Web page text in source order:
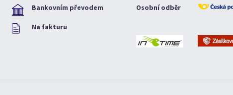
Bankovním převodem
Na fakturu
Osobní odběr